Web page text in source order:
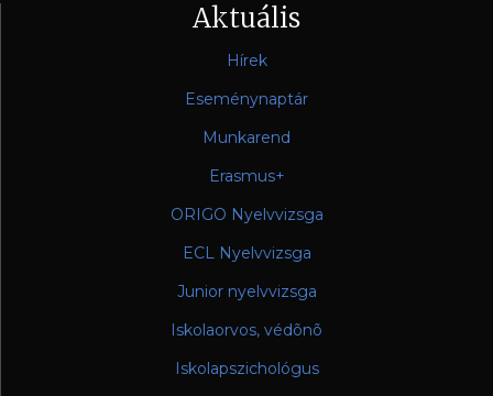
Aktuális
Hírek
Eseménynaptár
Munkarend
Erasmus+
ORIGO Nyelvvizsga
ECL Nyelvvizsga
Junior nyelvvizsga
Iskolaorvos, védõnõ
Iskolapszichológus